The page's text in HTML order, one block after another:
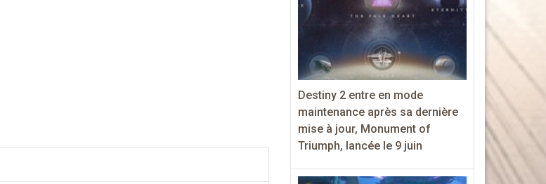
Destiny 2 entre en mode
maintenance après sa dernière
mise à jour, Monument of
Triumph, lancée le 9 juin